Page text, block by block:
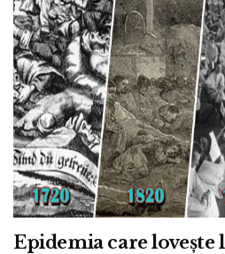
Epidemia care lovește